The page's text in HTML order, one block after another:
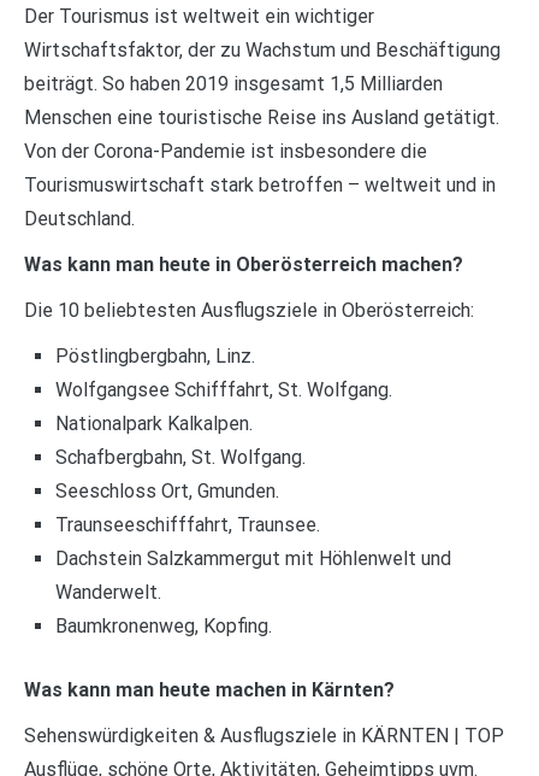
Der Tourismus ist weltweit ein wichtiger
Wirtschaftsfaktor, der zu Wachstum und Beschäftigung
beiträgt. So haben 2019 insgesamt 1,5 Milliarden
Menschen eine touristische Reise ins Ausland getätigt.
Von der Corona-Pandemie ist insbesondere die
Tourismuswirtschaft stark betroffen – weltweit und in
Deutschland.
Was kann man heute in Oberösterreich machen?
Die 10 beliebtesten Ausflugsziele in Oberösterreich:
Pöstlingbergbahn, Linz.
Wolfgangsee Schifffahrt, St. Wolfgang.
Nationalpark Kalkalpen.
Schafbergbahn, St. Wolfgang.
Seeschloss Ort, Gmunden.
Traunseeschifffahrt, Traunsee.
Dachstein Salzkammergut mit Höhlenwelt und
Wanderwelt.
Baumkronenweg, Kopfing.
Was kann man heute machen in Kärnten?
Sehenswürdigkeiten & Ausflugsziele in KÄRNTEN | TOP
Ausflüge, schöne Orte, Aktivitäten, Geheimtipps uvm.